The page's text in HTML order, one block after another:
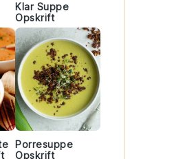
Klar Suppe
Opskrift
Porresuppe
Opskrift